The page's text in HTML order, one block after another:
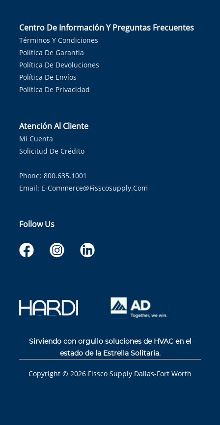
Centro De Información Y Preguntas Frecuentes
Términos Y Condiciones
Política De Garantía
Política De Devoluciones
Política De Envíos
Política De Privacidad
Atención Al Cliente
Mi Cuenta
Solicitud De Crédito
Phone: 800.635.1001
Email: E-Commerce@fisscosupply.com
Follow Us
Sirviendo con orgullo soluciones de HVAC en el
estado de la Estrella Solitaria.
Copyright © 2026 Fissco Supply Dallas-Fort Worth